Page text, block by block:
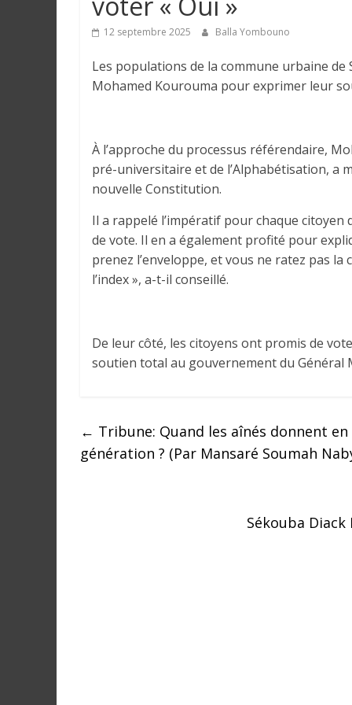
e
s
s
12 septembre 2025 Balla Yombouno
Les populations de la commune urbaine
Mohamed Kourouma pour exprimer leur
À l’approche du processus référendaire,
pré-universitaire et de l’Alphabétisation, a
nouvelle Constitution.
Il a rappelé l’impératif pour chaque
de vote. Il en a également profité pour
prenez l’enveloppe, et vous ne ratez pas la
l’index », a-t-il conseillé.
De leur côté, les citoyens ont promis de
soutien total au gouvernement du Général
← Tribune: Quand les aînés donnent
génération ? (Par Mansaré Soumah
Sékouba